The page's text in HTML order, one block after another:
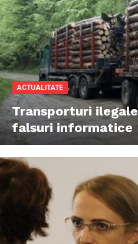
ACTUALITATE
Transporturi
falsuri informatice